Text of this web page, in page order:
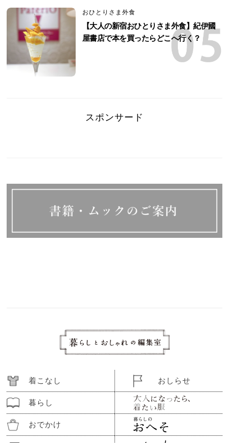
おひとりさま外食
【大人の新宿おひとりさま外食】紀伊國
屋書店で本を買ったらどこへ行く？
スポンサード
着こなし
暮らし
おでかけ
おしらせ